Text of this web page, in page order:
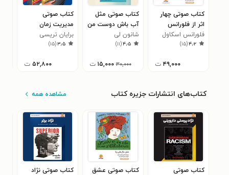
کتاب صوتی چهار
اثر از فلورانس
اسکاول شین
(خلاصه کتاب)
فلورانس اسکاول
شین۴٫۲(۱۵)
۴۹,۰۰۰ ت
کتاب صوتی مثل
آب باش دوست من
شانون لی
۴٫۵(۱۱)
۳۰,۰۰۰ ۱۵,۰۰۰ ت
کتاب صوتی
مدیریت زمان
برایان تریسی
۳٫۵(۱۵)
۵۲,۸۰۰ ت
کتاب‌های انتشارات جزیره کتاب مشاهده همه
کتاب صوتی
کتاب صوتی عشق
کتاب صوتی نژاد